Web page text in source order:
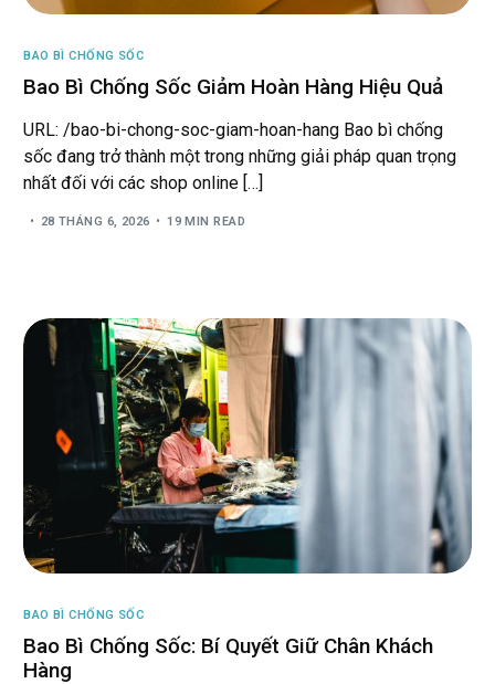
BAO BÌ CHỐNG SỐC
Bao Bì Chống Sốc Giảm Hoàn Hàng Hiệu Quả
URL: /bao-bi-chong-soc-giam-hoan-hang Bao bì chống
sốc đang trở thành một trong những giải pháp quan trọng
nhất đối với các shop online […]
28 THÁNG 6, 2026 19 MIN READ
BAO BÌ CHỐNG SỐC
Bao Bì Chống Sốc: Bí Quyết Giữ Chân Khách
Hàng